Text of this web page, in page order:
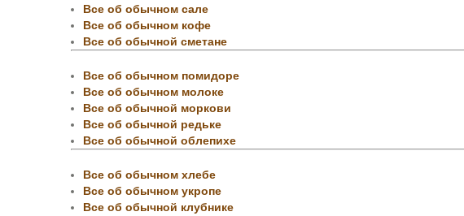
Все об обычном сале
Все об обычном кофе
Все об обычной сметане
Все об обычном помидоре
Все об обычном молоке
Все об обычной моркови
Все об обычной редьке
Все об обычной облепихе
Все об обычном хлебе
Все об обычном укропе
Все об обычной клубнике